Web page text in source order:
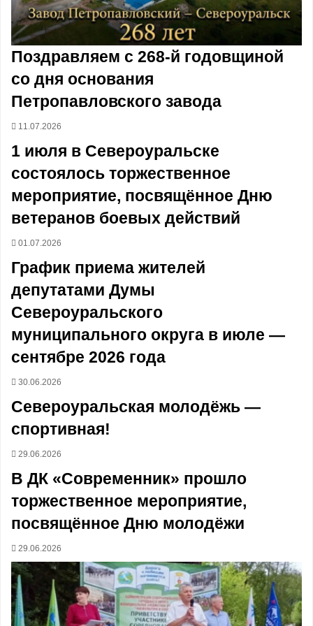
Поздравляем с 268-й годовщиной
со дня основания
Петропавловского завода
11.07.2026
1 июля в Североуральске
состоялось торжественное
мероприятие, посвящённое Дню
ветеранов боевых действий
01.07.2026
График приема жителей
депутатами Думы
Североуральского
муниципального округа в июле —
сентябре 2026 года
30.06.2026
Североуральская молодёжь —
спортивная!
29.06.2026
В ДК «Современник» прошло
торжественное мероприятие,
посвящённое Дню молодёжи
29.06.2026